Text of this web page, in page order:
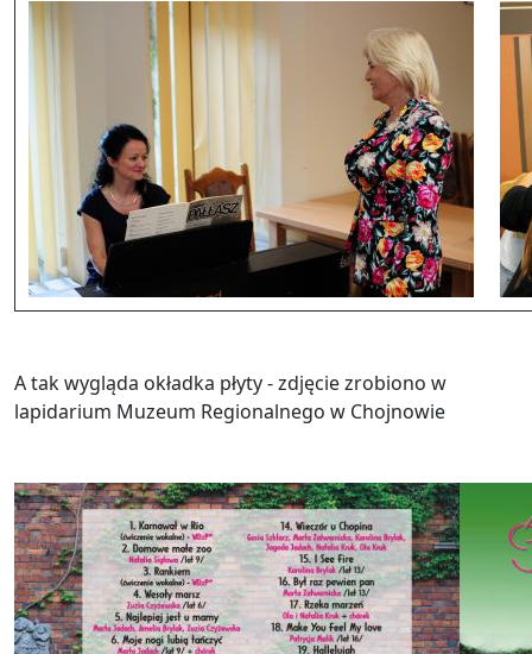
A tak wygląda okładka płyty - zdjęcie zrobiono w
lapidarium Muzeum Regionalnego w Chojnowie